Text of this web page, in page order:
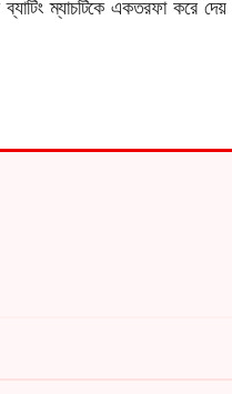
ম্যাচটিকে একতরফা করে